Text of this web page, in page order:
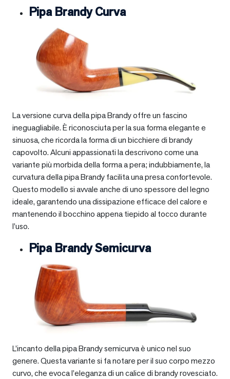
Pipa Brandy Curva
La versione curva della pipa Brandy offre un fascino
ineguagliabile. È riconosciuta per la sua forma elegante e
sinuosa, che ricorda la forma di un bicchiere di brandy
capovolto. Alcuni appassionati la descrivono come una
variante più morbida della forma a pera; indubbiamente, la
curvatura della pipa Brandy facilita una presa confortevole.
Questo modello si avvale anche di uno spessore del legno
ideale, garantendo una dissipazione efficace del calore e
mantenendo il bocchino appena tiepido al tocco durante
l’uso.
Pipa Brandy Semicurva
L’incanto della pipa Brandy semicurva è unico nel suo
genere. Questa variante si fa notare per il suo corpo mezzo
curvo, che evoca l’eleganza di un calice di brandy rovesciato.